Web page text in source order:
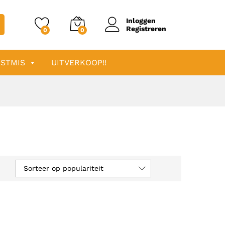
0 0
Inloggen
Registreren
UITVERKOOP!!
Sorteer op populariteit